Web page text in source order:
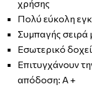
χρήσης
Πολύ εύκολη
Συμπαγής σειρά
Εσωτερικό
Επιτυγχάνουν
απόδοση: A +